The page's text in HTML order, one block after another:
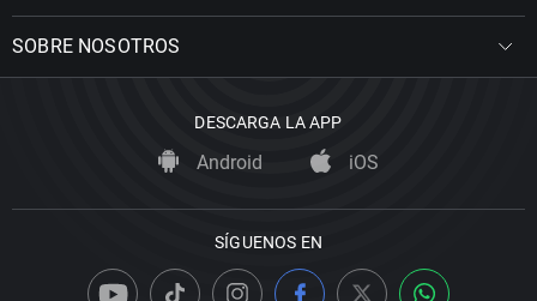
SOBRE NOSOTROS
DESCARGA LA APP
Android iOS
SÍGUENOS EN